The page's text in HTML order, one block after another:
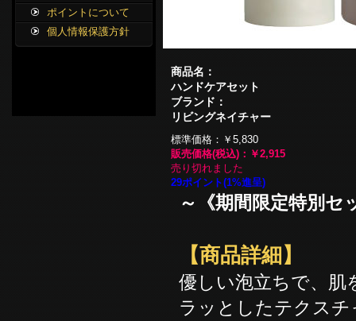
商品名：
ハンドケアセット
ブランド：
リビングネイチャー
標準価格： ￥5,830
販売価格(税込)： ￥2,915
売り切れました
29ポイント(1%進呈)
～《期間限定特別
【商品詳細】
優しい泡立ちで、肌
ラッとしたテクス
ポイントについて
個人情報保護方針